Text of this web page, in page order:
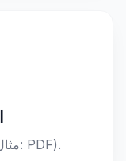
اختر تنسيق الإخراج المطلوب (مثال: PDF).